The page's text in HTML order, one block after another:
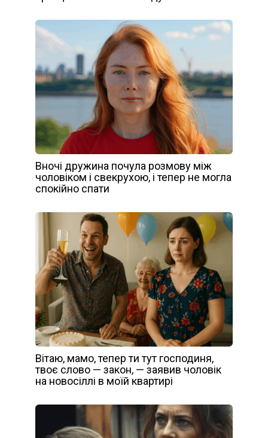
Вночі дружина почула розмову між
чоловіком і свекрухою, і тепер не могла
спокійно спати
Вітаю, мамо, тепер ти тут господиня,
твоє слово — закон, — заявив чоловік
на новосіллі в моїй квартирі